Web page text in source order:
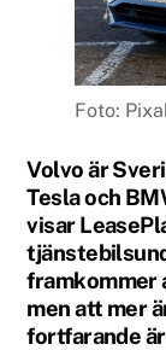
Foto:
Volvo är
Tesla och
visar
framkommer
men att mer
fortfarande